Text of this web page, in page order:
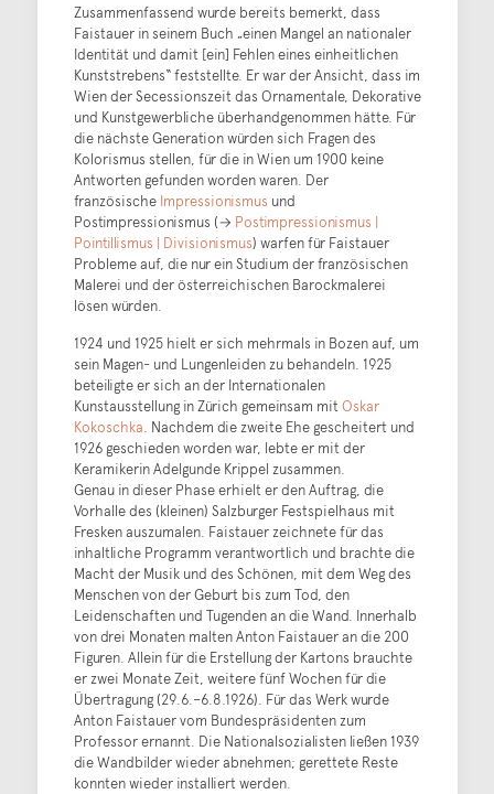
Zusammenfassend wurde bereits bemerkt, dass
Faistauer in seinem Buch „einen Mangel an nationaler
Identität und damit [ein] Fehlen eines einheitlichen
Kunststrebens“ feststellte. Er war der Ansicht, dass im
Wien der Secessionszeit das Ornamentale, Dekorative
und Kunstgewerbliche überhandgenommen hätte. Für
die nächste Generation würden sich Fragen des
Kolorismus stellen, für die in Wien um 1900 keine
Antworten gefunden worden waren. Der
französische Impressionismus und
Postimpressionismus (→ Postimpressionismus |
Pointillismus | Divisionismus) warfen für Faistauer
Probleme auf, die nur ein Studium der französischen
Malerei und der österreichischen Barockmalerei
lösen würden.
1924 und 1925 hielt er sich mehrmals in Bozen auf, um
sein Magen- und Lungenleiden zu behandeln. 1925
beteiligte er sich an der Internationalen
Kunstausstellung in Zürich gemeinsam mitOskar
Kokoschka. Nachdem die zweite Ehe gescheitert und
1926 geschieden worden war, lebte er mit der
Keramikerin Adelgunde Krippel zusammen.
Genau in dieser Phase erhielt er den Auftrag, die
Vorhalle des (kleinen) Salzburger Festspielhaus mit
Fresken auszumalen. Faistauer zeichnete für das
inhaltliche Programm verantwortlich und brachte die
Macht der Musik und des Schönen, mit dem Weg des
Menschen von der Geburt bis zum Tod, den
Leidenschaften und Tugenden an die Wand. Innerhalb
von drei Monaten malten Anton Faistauer an die 200
Figuren. Allein für die Erstellung der Kartons brauchte
er zwei Monate Zeit, weitere fünf Wochen für die
Übertragung (29.6.–6.8.1926). Für das Werk wurde
Anton Faistauer vom Bundespräsidenten zum
Professor ernannt. Die Nationalsozialisten ließen 1939
die Wandbilder wieder abnehmen; gerettete Reste
konnten wieder installiert werden.